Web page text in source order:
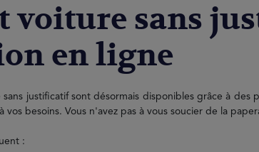
voiture sans
en ligne
sans justificatif sont désormais disponibles grâce à
vos besoins. Vous n'avez pas à vous soucier de la
: